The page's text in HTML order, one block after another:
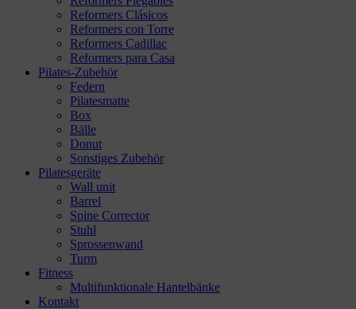
Reformers Clásicos
Reformers con Torre
Reformers Cadillac
Reformers para Casa
Pilates-Zubehör
Federn
Pilatesmatte
Box
Bälle
Donut
Sonstiges Zubehör
Pilatesgeräte
Wall unit
Barrel
Spine Corrector
Stuhl
Sprossenwand
Turm
Fitness
Multifunktionale Hantelbänke
Kontakt